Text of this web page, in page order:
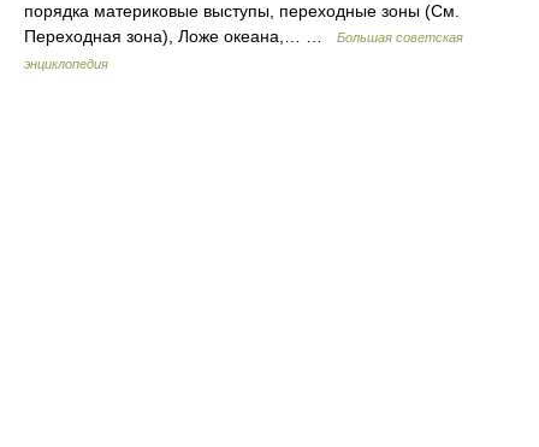
порядка материковые выступы, переходные зоны (См.
Переходная зона), Ложе океана,… …
Большая советская
энциклопедия